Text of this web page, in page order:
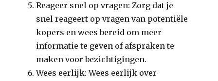
Reageer snel op vragen: Zorg dat je
snel reageert op vragen van potentiële
kopers en wees bereid om meer
informatie te geven of afspraken te
maken voor bezichtigingen.
Wees eerlijk: Wees eerlijk over